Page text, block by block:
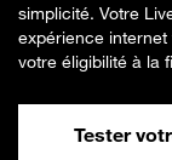
simplicité. Votre
expérience internet
votre éligibilité à la
Tester